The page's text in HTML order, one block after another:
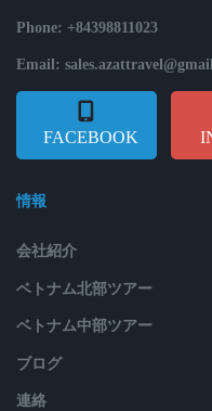
Phone: +84398811023
Email:
FACEBOOK
情報
会社紹介
ベトナム北部ツアー
ベトナム中部ツアー
ブログ
連絡